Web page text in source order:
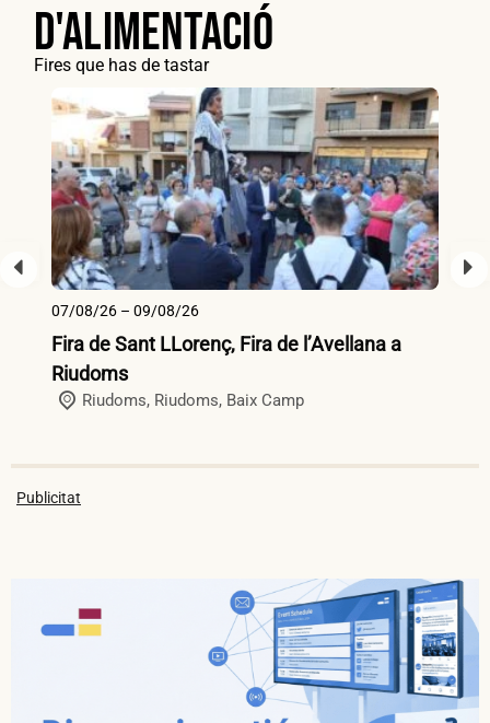
d'alimentació
Fires que has de tastar
07/08/26 – 09/08/26
Fira de Sant LLorenç, Fira de l’Avellana a
Riudoms
Riudoms, Riudoms, Baix Camp
Publicitat